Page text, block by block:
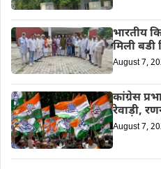
भारतीय
मिली बडी
August 7,
कांग्रेस
रेवाड़ी,
August 7,